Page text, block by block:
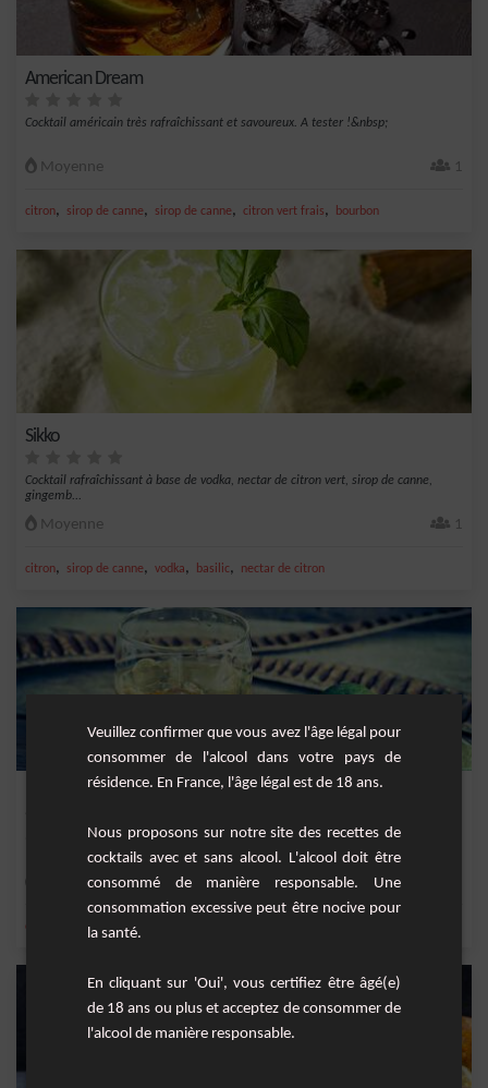
American Dream
Cocktail américain très rafraîchissant et savoureux. A tester !&nbsp;
Moyenne 1
citron, sirop de canne, sirop de canne, citron vert frais, bourbon
Sikko
Cocktail rafraîchissant à base de vodka, nectar de citron vert, sirop de canne,
gingemb...
Moyenne 1
citron, sirop de canne, vodka, basilic, nectar de citron
Rhum citron
Un cocktail à mi-chemin entre le daïquiri et le ti' punch
citron rhum blanc 40°
Veuillez confirmer que vous avez l'âge légal pour
consommer de l'alcool dans votre pays de
résidence. En France, l'âge légal est de 18 ans.
Nous proposons sur notre site des recettes de
cocktails avec et sans alcool. L'alcool doit être
consommé de manière responsable. Une
consommation excessive peut être nocive pour
la santé.
En cliquant sur 'Oui', vous certifiez être âgé(e)
de 18 ans ou plus et acceptez de consommer de
l'alcool de manière responsable.